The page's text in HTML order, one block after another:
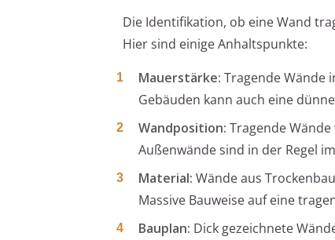
Die Identifikation, ob eine Wand
Hier sind einige Anhaltspunkte:
Mauerstärke: Tragende Wände
Gebäuden kann auch eine
Wandposition: Tragende
Außenwände sind in der Regel
Material: Wände aus
Massive Bauweise auf eine
Bauplan: Dick gezeichnete